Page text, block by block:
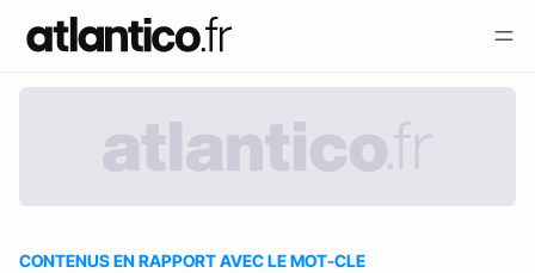
CONTENUS EN RAPPORT AVEC LE MOT-CLE